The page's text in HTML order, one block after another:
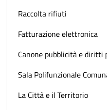
Raccolta rifiuti
Fatturazione elettronica
Canone pubblicità e diritti
Sala Polifunzionale
La Città e il Territorio